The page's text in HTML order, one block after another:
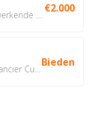
€2.000
Bieden